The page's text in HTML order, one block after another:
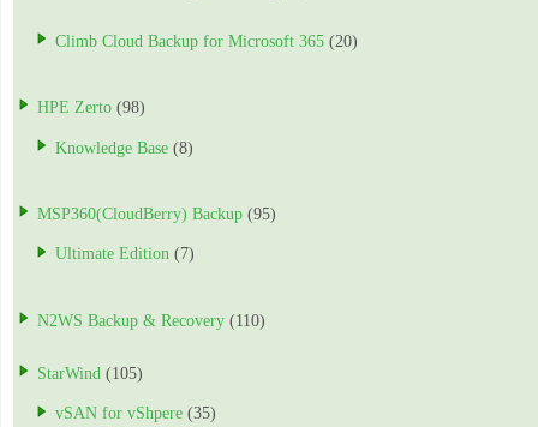
Climb Cloud Backup for Microsoft 365 (20)
HPE Zerto (98)
Knowledge Base (8)
MSP360(CloudBerry) Backup (95)
Ultimate Edition (7)
N2WS Backup & Recovery (110)
StarWind (105)
vSAN for vShpere (35)